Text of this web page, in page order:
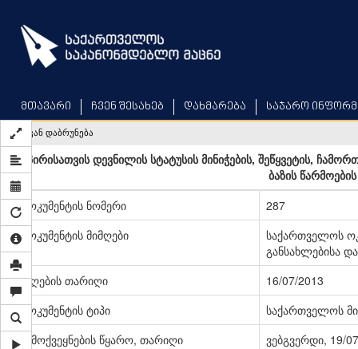
main
content
მთავარი ჩვენ შესახებ დახმარება საჯარო
უკან დაბრუნება
პირისათვის დევნილის სტატუსის მინიჭების, შეწყვეტის,
ბაზის
დოკუმენტის ნომერი
287
დოკუმენტის მიმღები
საქართველოს
განსახლებისა
მიღების თარიღი
16/07/2013
დოკუმენტის ტიპი
საქართველოს
გამოქვეყნების წყარო, თარიღი
ვებგვერდი, 19/